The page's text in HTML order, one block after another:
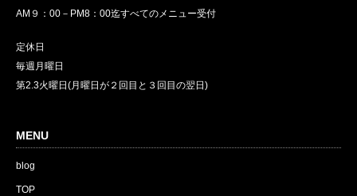
AM９：00－PM8：00迄すべてのメニュー受付
定休日
毎週月曜日
第2.3火曜日(月曜日が２回目と３回目の翌日)
MENU
blog
TOP